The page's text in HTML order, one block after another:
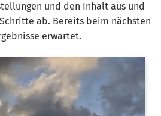
und den Inhalt aus und
ab. Bereits beim nächs­ten
erwartet.